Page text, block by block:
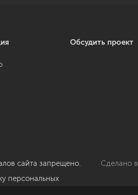
Обсудить проект
сайта запрещено.
персональных
Сделано в